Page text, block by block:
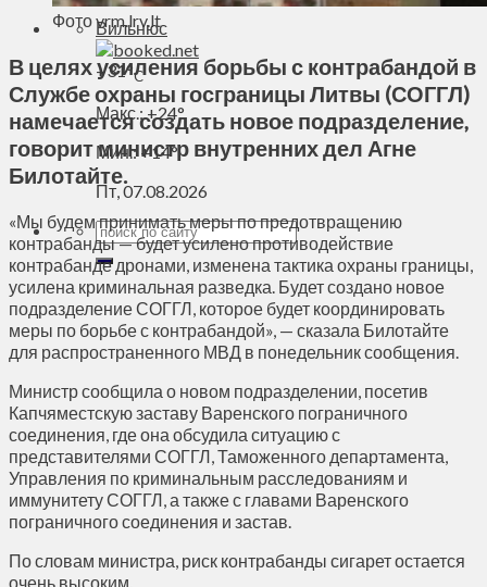
Вильнюс
+31°C
Макс.:+24°
Мин.:+14°
Пт, 07.08.2026
Фото vrm.lrv.lt
В целях усиления борьбы с контрабандой в
Службе охраны госграницы Литвы (СОГГЛ)
намечается создать новое подразделение,
говорит министр внутренних дел Агне
Билотайте.
«Мы будем принимать меры по предотвращению
контрабанды — будет усилено противодействие
контрабанде дронами, изменена тактика охраны границы,
усилена криминальная разведка. Будет создано новое
подразделение СОГГЛ, которое будет координировать
меры по борьбе с контрабандой», — сказала Билотайте
для распространенного МВД в понедельник сообщения.
Министр сообщила о новом подразделении, посетив
Капчяместскую заставу Варенского пограничного
соединения, где она обсудила ситуацию с
представителями СОГГЛ, Таможенного департамента,
Управления по криминальным расследованиям и
иммунитету СОГГЛ, а также с главами Варенского
пограничного соединения и застав.
По словам министра, риск контрабанды сигарет остается
очень высоким.